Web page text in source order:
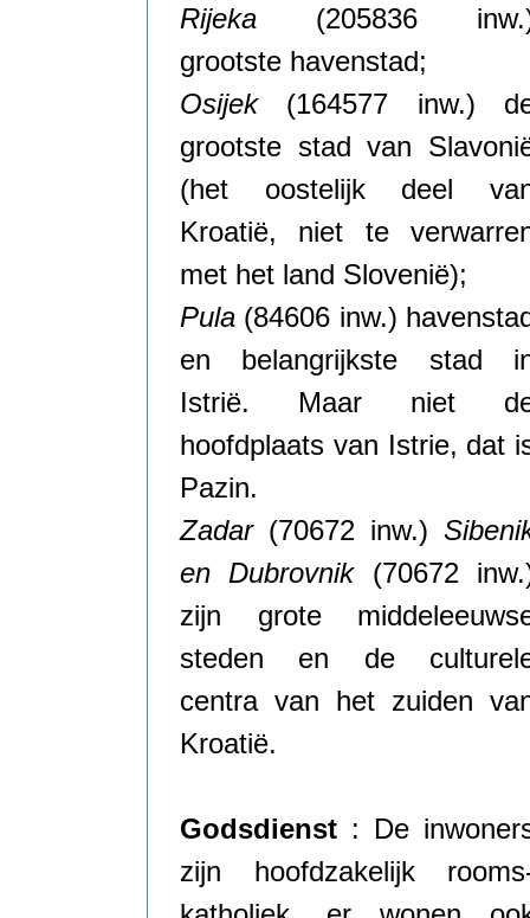
Rijeka (205836
grootste havenstad;
Osijek(164577 inw.)
grootste stad van
(het oostelijk deel
Kroatië, niet te
met het land Slovenië);
Pula (84606 inw.)
en belangrijkste stad
Istrië. Maar niet
hoofdplaats van Istrie, dat
Pazin.
Zadar(70672 inw.)
en Dubrovnik(70672
zijn grote
steden en de
centra van het zuiden
Kroatië.
Godsdienst : De
zijn hoofdzakelijk